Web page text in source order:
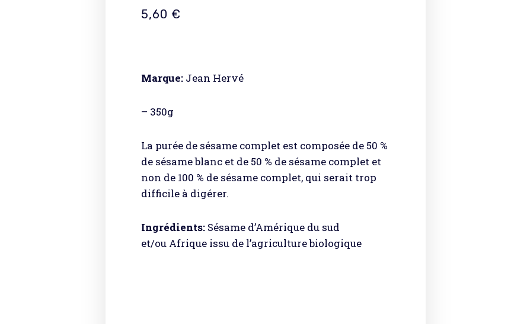
5,60 €
Marque: Jean Hervé
– 350g
La purée de sésame complet est composée de 50 %
de sésame blanc et de 50 % de sésame complet et
non de 100 % de sésame complet, qui serait trop
difficile à digérer.
Ingrédients: Sésame d’Amérique du sud
et/ou Afrique issu de l’agriculture biologique